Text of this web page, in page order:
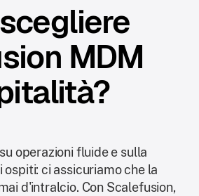
MDM
operazioni fluide e sulla
ci assicuriamo che la
d'intralcio. Con Scalefusion,